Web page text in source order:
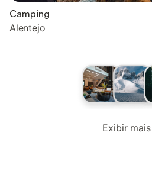
Camping
Alentejo
Exibir mais